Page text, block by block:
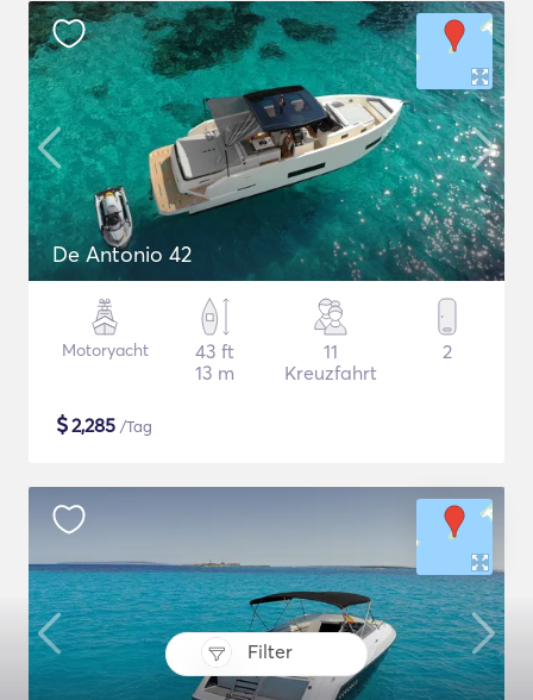
Filter
De Antonio 42
Motoryacht
43 ft
13 m
11
Kreuzfahrt
2
$2,285 /Tag